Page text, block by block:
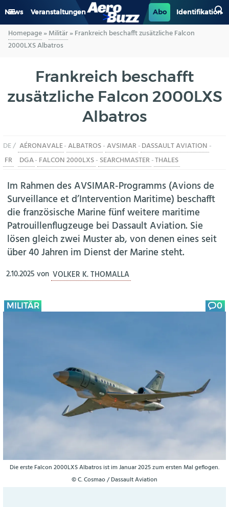
News Veranstaltungen Abo Identifikation
GENERAL AVIATION
LUFTVERKEHR
INDUSTRIE
BERUFE
AERO-KULTUR
Homepage»Militär»Frankreich beschafft zusätzliche Falcon
2000LXS Albatros
Frankreich beschafft
zusätzliche Falcon 2000LXS
Albatros
DE /
FR
AÉRONAVALE-ALBATROS-AVSIMAR-DASSAULT AVIATION -
DGA- FALCON 2000LXS- SEARCHMASTER-THALES
Im Rahmen des AVSIMAR-Programms (Avions de
Surveillance et d’Intervention Maritime) beschafft
die französische Marine fünf weitere maritime
Patrouillenflugzeuge bei Dassault Aviation. Sie
lösen gleich zwei Muster ab, von denen eines seit
über 40 Jahren im Dienst der Marine steht.
2.10.2025 von VOLKER K. THOMALLA
MILITÄR 0
Die erste Falcon 2000LXS Albatros ist im Januar 2025 zum ersten Mal geflogen.
© C. Cosmao / Dassault Aviation